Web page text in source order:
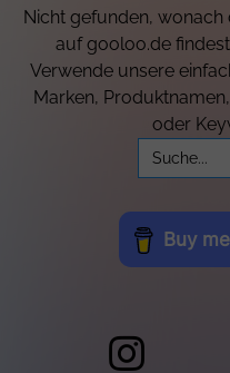
Nicht gefunden, wonach
auf gooloo.de
Verwende unsere
Marken,
oder
Search
for: